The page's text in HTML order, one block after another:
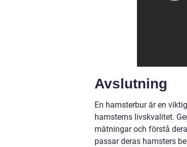
Avslutning
En hamsterbur är en
hamsterns livskvalitet.
mätningar och förstå
passar deras hamsters